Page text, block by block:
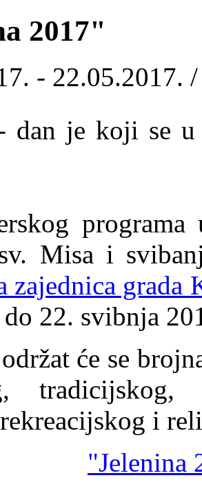
2017"
- 22.05.2017.
dan je koji se
Misa i
zajednica grada
22. svibnja
će se
i
"Jelenina